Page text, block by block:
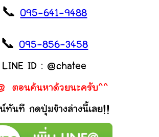
📞095-641-9488
📞095-856-3458
LINE ID : @chatee
ตอนค้นหาด้วยนะครับ^^
ทันที กดปุ่มข้างล่างนี้เลย!!